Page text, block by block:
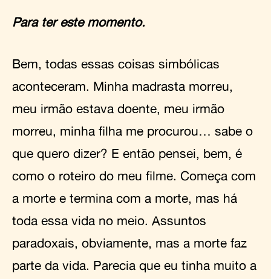
Para ter este momento.
Bem, todas essas coisas simbólicas
aconteceram. Minha madrasta morreu,
meu irmão estava doente, meu irmão
morreu, minha filha me procurou… sabe o
que quero dizer? E então pensei, bem, é
como o roteiro do meu filme. Começa com
a morte e termina com a morte, mas há
toda essa vida no meio. Assuntos
paradoxais, obviamente, mas a morte faz
parte da vida. Parecia que eu tinha muito a